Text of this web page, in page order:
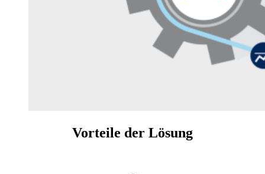
Vorteile der Lösung